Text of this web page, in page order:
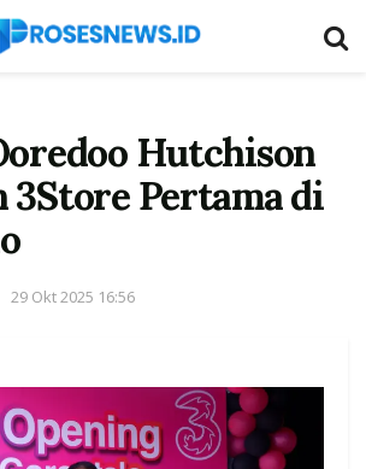
Hutchison
Pertama di
29 Okt 2025 16:56